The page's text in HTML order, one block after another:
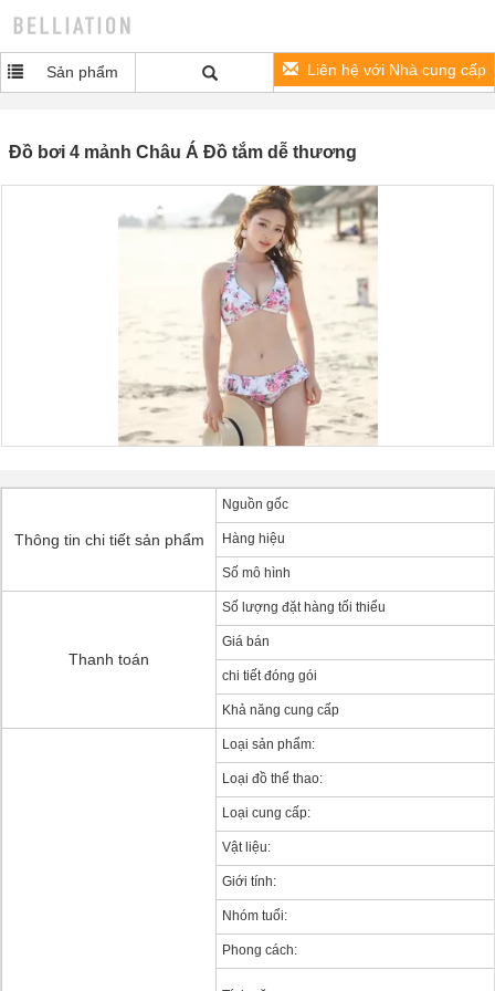
Sản phẩm Liên hệ với Nhà cung cấp
Đồ bơi 4 mảnh Châu Á Đồ tắm dễ thương
Thông tin chi tiết sản phẩm
Nguồn gốc
Hàng hiệu
Số mô hình
Thanh toán
Số lượng đặt hàng tối thiểu
Giá bán
chi tiết đóng gói
Khả năng cung cấp
Loại sản phẩm:
Loại đồ thể thao:
Loại cung cấp:
Vật liệu:
Giới tính:
Nhóm tuổi:
Phong cách: